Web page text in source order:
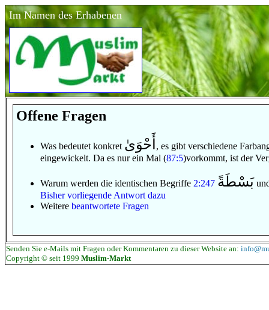
Im Namen des Erhabenen
Offene Fragen
Was bedeutet konkret أَحْوَىٰ , es gibt verschiedene
eingewickelt. Da es nur ein Mal (87:5)vorkommt, ist der
Warum werden die identischen Begriffe بَسْطَةً 2:247
Bisher vorliegende Antwort dazu
Weitere beantwortete Fragen
Senden Sie e-Mails mit Fragen oder Kommentaren zu dieser Website an:
Copyright © seit 1999 Muslim-Markt